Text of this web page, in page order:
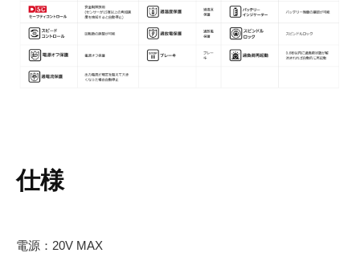
仕様
電源：20V MAX